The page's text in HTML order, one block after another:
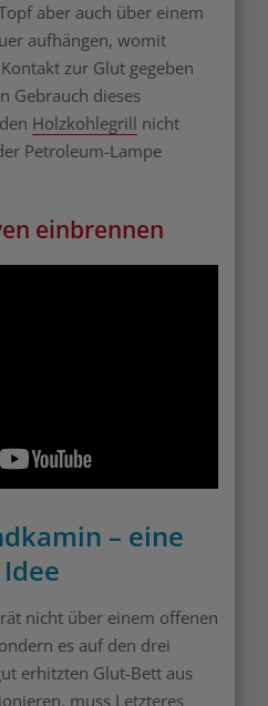
aber auch über einem
aufhängen, womit
zur Glut gegeben
Gebrauch dieses
Holzkohlegrill nicht
Petroleum-Lampe
einbrennen
– eine
nicht über einem offenen
es auf den drei
erhitzten Glut-Bett aus
muss Letzteres